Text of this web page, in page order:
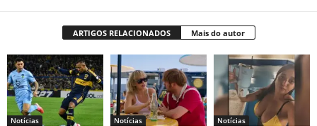
ARTIGOS RELACIONADOS Mais do autor
Notícias Notícias Notícias